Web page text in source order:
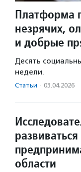
Платформа
незрячих,
и добрые
Десять
недели.
Статьи · 03.04.2026
области